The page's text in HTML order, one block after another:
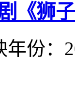
《狮
年份：